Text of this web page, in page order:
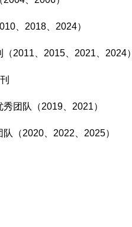
、2018、2024）
2011、2015、2021、2024）
团队（2019、2021）
（2020、2022、2025）